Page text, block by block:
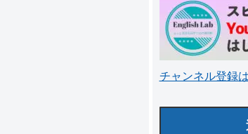
チャンネル登録